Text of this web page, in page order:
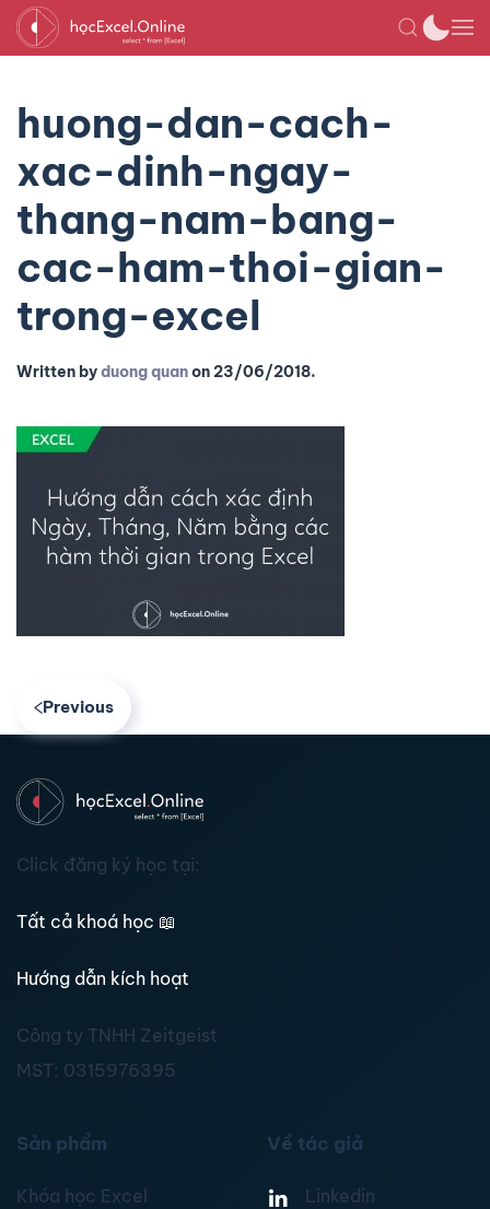
huong-dan-cach-
xac-dinh-ngay-
thang-nam-bang-
cac-ham-thoi-gian-
trong-excel
Written byduong quanon23/06/2018.
Previous
Click đăng ký học tại:
Tất cả khoá học 📖
Hướng dẫn kích hoạt
Công ty TNHH Zeitgeist
MST: 0315976395
Sản phẩm
Khóa học Excel
Về tác giả
Linkedin